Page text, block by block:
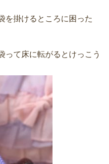
を掛けるところに困った
って床に転がるとけっこう